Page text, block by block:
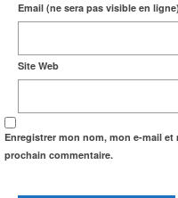
Email (ne sera pas visible en ligne)
Site Web
Enregistrer mon nom, mon e-mail
prochain commentaire.